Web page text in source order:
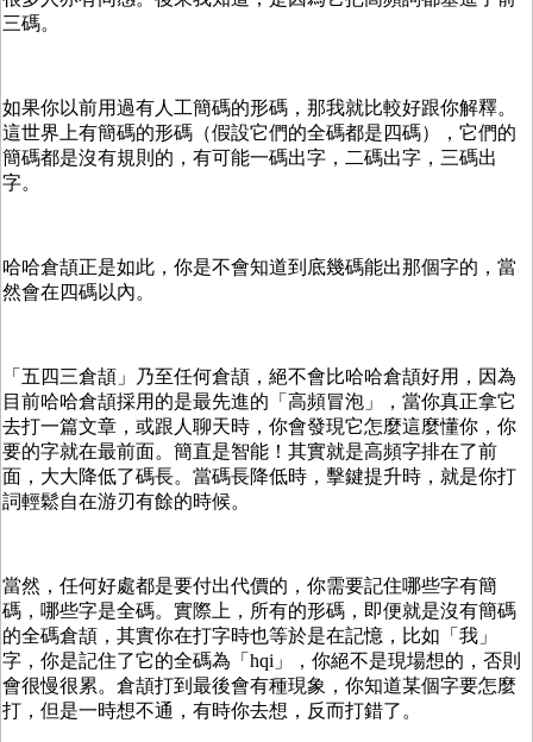
三碼。
如果你以前用過有人工簡碼的形碼，那我就比較好跟你解釋。
這世界上有簡碼的形碼（假設它們的全碼都是四碼），它們的
簡碼都是沒有規則的，有可能一碼出字，二碼出字，三碼出
字。
哈哈倉頡正是如此，你是不會知道到底幾碼能出那個字的，當
然會在四碼以內。
「五四三倉頡」乃至任何倉頡，絕不會比哈哈倉頡好用，因為
目前哈哈倉頡採用的是最先進的「高頻冒泡」，當你真正拿它
去打一篇文章，或跟人聊天時，你會發現它怎麼這麼懂你，你
要的字就在最前面。簡直是智能！其實就是高頻字排在了前
面，大大降低了碼長。當碼長降低時，擊鍵提升時，就是你打
詞輕鬆自在游刃有餘的時候。
當然，任何好處都是要付出代價的，你需要記住哪些字有簡
碼，哪些字是全碼。實際上，所有的形碼，即便就是沒有簡碼
的全碼倉頡，其實你在打字時也等於是在記憶，比如「我」
字，你是記住了它的全碼為「hqi」，你絕不是現場想的，否則
會很慢很累。倉頡打到最後會有種現象，你知道某個字要怎麼
打，但是一時想不通，有時你去想，反而打錯了。